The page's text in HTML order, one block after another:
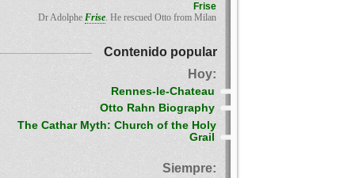
Frise
Dr Adolphe Frise. He rescued Otto from Milan
Contenido popular
Hoy:
Rennes-le-Chateau
Otto Rahn Biography
The Cathar Myth: Church of the Holy
Grail
Siempre: